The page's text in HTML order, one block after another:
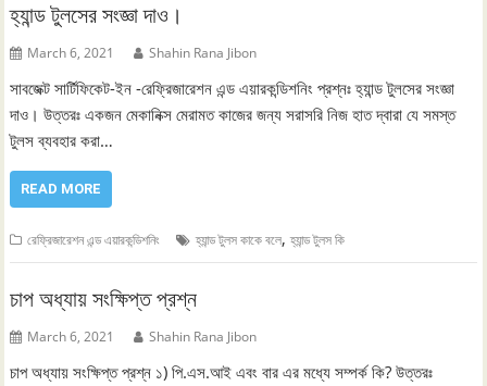
হ্যান্ড টুলসের সংজ্ঞা দাও।
March 6, 2021 Shahin Rana Jibon
সাবজেক্ট সার্টিফিকেট-ইন -রেফ্রিজারেশন এন্ড এয়ারকন্ডিশনিং প্রশ্নঃ হ্যান্ড টুলসের সংজ্ঞা
দাও। উত্তরঃ একজন মেকানিক্স মেরামত কাজের জন্য সরাসরি নিজ হাত দ্বারা যে সমস্ত
টুলস ব্যবহার করা…
READ MORE
রেফ্রিজারেশন এন্ড এয়ারকন্ডিশনিং হ্যান্ড টুলস কাকে বলে,হ্যান্ড টুলস কি
চাপ অধ্যায় সংক্ষিপ্ত প্রশ্ন
March 6, 2021 Shahin Rana Jibon
চাপ অধ্যায় সংক্ষিপ্ত প্রশ্ন ১) পি.এস.আই এবং বার এর মধ্যে সম্পর্ক কি? উত্তরঃ